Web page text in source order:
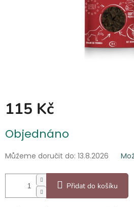
115 Kč
cena:
Objednáno
Můžeme doručit do: 13.8.2026
Přidat do košíku